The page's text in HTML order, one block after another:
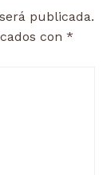
publicada.
con *